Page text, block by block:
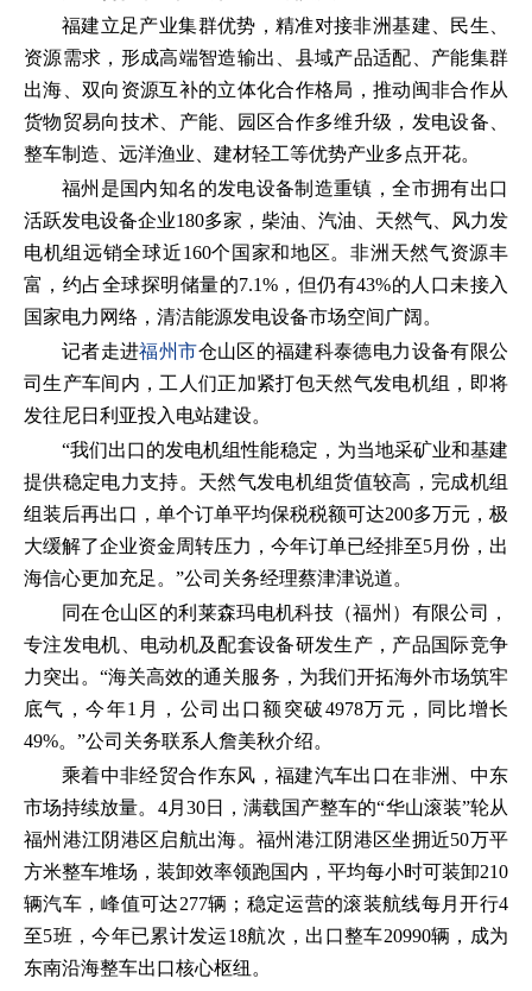
福建立足产业集群优势，精准对接非洲基建、民生、
资源需求，形成高端智造输出、县域产品适配、产能集群
出海、双向资源互补的立体化合作格局，推动闽非合作从
货物贸易向技术、产能、园区合作多维升级，发电设备、
整车制造、远洋渔业、建材轻工等优势产业多点开花。
福州是国内知名的发电设备制造重镇，全市拥有出口
活跃发电设备企业180多家，柴油、汽油、天然气、风力发
电机组远销全球近160个国家和地区。非洲天然气资源丰
富，约占全球探明储量的7.1%，但仍有43%的人口未接入
国家电力网络，清洁能源发电设备市场空间广阔。
记者走进福州市仓山区的福建科泰德电力设备有限公
司生产车间内，工人们正加紧打包天然气发电机组，即将
发往尼日利亚投入电站建设。
“我们出口的发电机组性能稳定，为当地采矿业和基建
提供稳定电力支持。天然气发电机组货值较高，完成机组
组装后再出口，单个订单平均保税税额可达200多万元，极
大缓解了企业资金周转压力，今年订单已经排至5月份，出
海信心更加充足。”公司关务经理蔡津津说道。
同在仓山区的利莱森玛电机科技（福州）有限公司，
专注发电机、电动机及配套设备研发生产，产品国际竞争
力突出。“海关高效的通关服务，为我们开拓海外市场筑牢
底气，今年1月，公司出口额突破4978万元，同比增长
49%。”公司关务联系人詹美秋介绍。
乘着中非经贸合作东风，福建汽车出口在非洲、中东
市场持续放量。4月30日，满载国产整车的“华山滚装”轮从
福州港江阴港区启航出海。福州港江阴港区坐拥近50万平
方米整车堆场，装卸效率领跑国内，平均每小时可装卸210
辆汽车，峰值可达277辆；稳定运营的滚装航线每月开行4
至5班，今年已累计发运18航次，出口整车20990辆，成为
东南沿海整车出口核心枢纽。